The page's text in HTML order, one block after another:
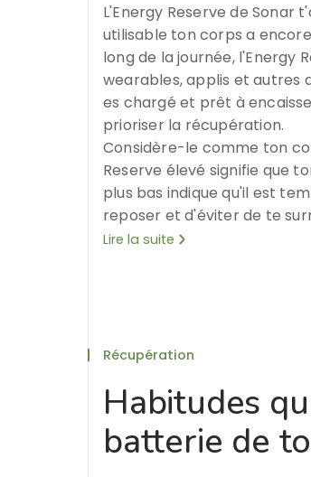
L'Energy Reserve de Sonar
utilisable ton corps a
long de la journée, l'Energy
wearables, applis et autres
es chargé et prêt à
prioriser la récupération.
Considère-le comme ton
Reserve élevé signifie que
plus bas indique qu'il est
reposer et d'éviter de te
Lire la suite
Récupération
Habitudes
batterie de